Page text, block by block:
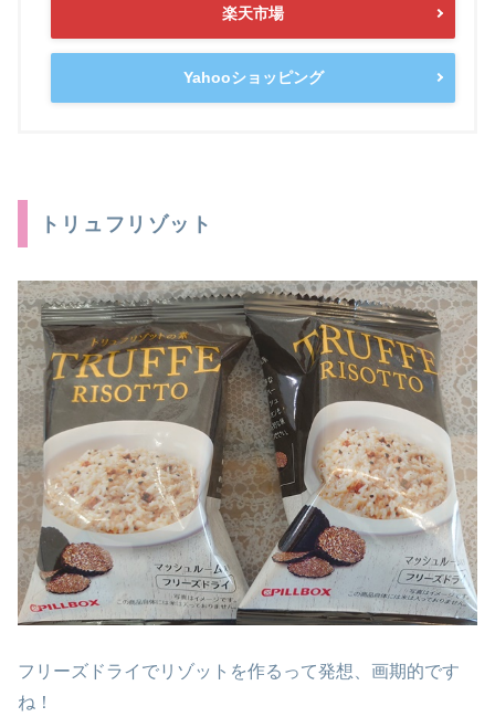
楽天市場
Yahooショッピング
トリュフリゾット
フリーズドライでリゾットを作るって発想、画期的です
ね！